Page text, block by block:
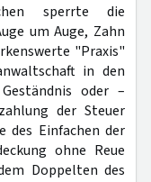
sperrte die
um Auge, Zahn
"Praxis"
in den
oder –
der Steuer
des Einfachen der
ohne Reue
Doppelten des